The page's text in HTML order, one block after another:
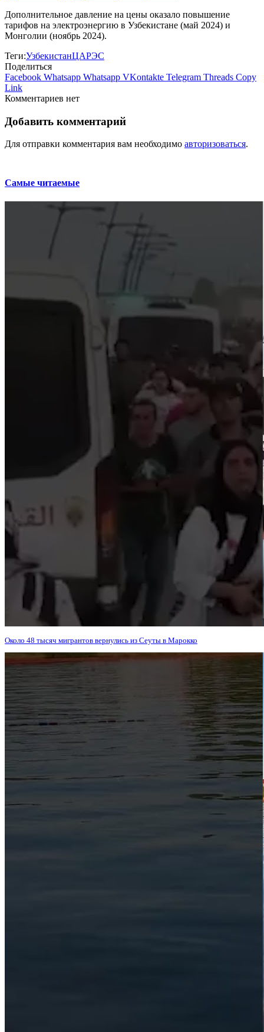
Дополнительное давление на цены оказало повышение
тарифов на электроэнергию в Узбекистане (май 2024) и
Монголии (ноябрь 2024).
Теги:УзбекистанЦАРЭС
Поделиться
Facebook Whatsapp Whatsapp VKontakte Telegram Threads Copy
Link
Комментариев нет
Добавить комментарий
Для отправки комментария вам необходимо авторизоваться.
Самые читаемые
Около 48 тысяч мигрантов вернулись из Сеуты в Марокко